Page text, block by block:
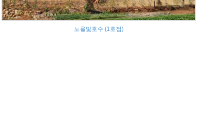
노을빛호수 (1호점)